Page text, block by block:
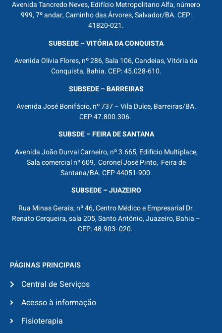
Avenida Tancredo Neves, Edifício Metropolitano Alfa, número
999, 7º andar, Caminho das Árvores, Salvador/BA. CEP:
41820-021.
SUBSEDE – VITÓRIA DA CONQUISTA
Avenida Olívia Flores, nº 286, Sala 106, Candeias, Vitória da
Conquista, Bahia. CEP: 45.028-610.
SUBSEDE – BARREIRAS
Avenida José Bonifácio, nº 737 – Vila Dulce, Barreiras/BA.
CEP 47.800.306.
SUBSDE – FEIRA DE SANTANA
Avenida João Durval Carneiro, nº 3.665, Edifício Multiplace,
Sala comercial nº 609, Coronel José Pinto, Feira de
Santana/BA. CEP 44051-900.
SUBSEDE – JUAZEIRO
Rua Minas Gerais, nº 46, Centro Médico e Empresarial Dr.
Renato Cerqueira, sala 205, Santo Antônio, Juazeiro, Bahia –
CEP: 48.903- 020.
PÁGINAS PRINCIPAIS
Central de Serviços
Acesso à informação
Fisioterapia